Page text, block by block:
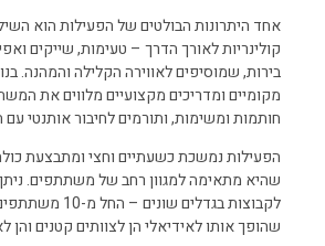
אחד היתרונות הבולטים של הפעילות הוא
קולינריות לאורך הדרך – טעימות, שייקים
בירות, שמוסיפים לאווירה הקלילה והמהנה.
מקומיים ומדריכים מקצועיים מלווים את
חותמות ומשימות, ותורמים לחיבור אותנטי
הפעילות נמשכת כשעתיים וחצי ומתבצעת
שהיא מתאימה למגוון רחב של משתתפים.
שהופך אותו לאידיאלי הן לצוותים קטנים והן